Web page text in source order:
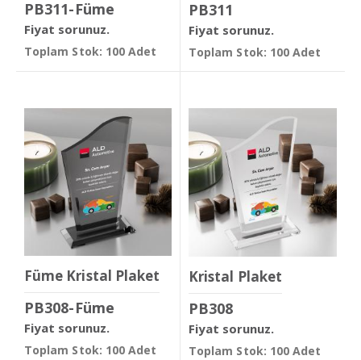
PB311-Füme
Fiyat sorunuz.
Toplam Stok: 100 Adet
PB311
Fiyat sorunuz.
Toplam Stok: 100 Adet
Füme Kristal Plaket
PB308-Füme
Fiyat sorunuz.
Toplam Stok: 100 Adet
Kristal Plaket
PB308
Fiyat sorunuz.
Toplam Stok: 100 Adet